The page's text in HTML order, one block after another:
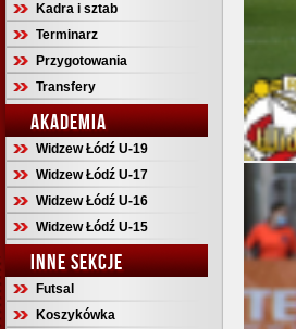
Kadra i sztab
Terminarz
Przygotowania
Transfery
AKADEMIA
Widzew Łódź U-19
Widzew Łódź U-17
Widzew Łódź U-16
Widzew Łódź U-15
INNE SEKCJE
Futsal
Koszykówka